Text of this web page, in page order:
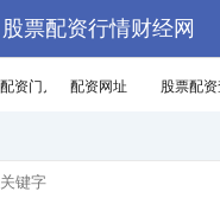
股票配资行情财经网
资门户 配资网址 股票配